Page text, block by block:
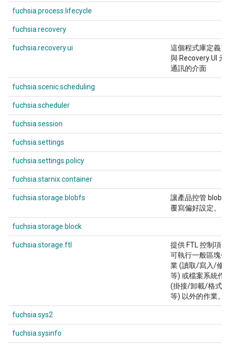
fuchsia.process.lifecycle
fuchsia.recovery
fuchsia.recovery.ui
這個程式庫定義了
與 Recovery UI 元
通訊的介面
fuchsia.scenic.scheduling
fuchsia.scheduler
fuchsia.session
fuchsia.settings
fuchsia.settings.policy
fuchsia.starnix.container
fuchsia.storage.blobfs
讓產品控管 blobbf
覆寫偏好設定。
fuchsia.storage.block
fuchsia.storage.ftl
提供 FTL 控制項，
可執行一般區塊作
業 (讀取/寫入/修
等) 或檔案系統作
(掛接/卸載/格式化
等) 以外的作業。
fuchsia.sys2
fuchsia.sysinfo